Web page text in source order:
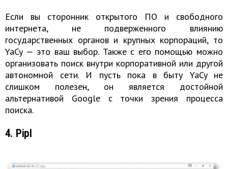
Если вы сторонник открытого ПО и свободного
интернета, не подверженного влиянию
государственных органов и крупных корпораций, то
YaCy — это ваш выбор. Также с его помощью можно
организовать поиск внутри корпоративной или другой
автономной сети. И пусть пока в быту YaCy не
слишком полезен, он является достойной
альтернативой Google с точки зрения процесса
поиска.
4. Pipl